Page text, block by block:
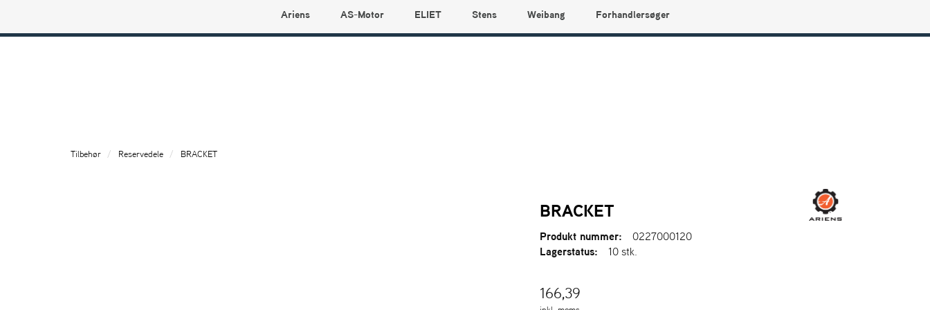
Ariens AS-Motor ELIET Stens Weibang Forhandlersøger
Tilbehør Reservedele BRACKET
BRACKET
Produkt nummer:
0227000120
Lagerstatus:
10 stk.
166,39